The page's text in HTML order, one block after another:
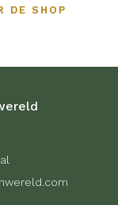
DE SHOP